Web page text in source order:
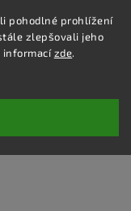
pohodlné prohlížení
zlepšovali jeho
informacízde.
Hledat